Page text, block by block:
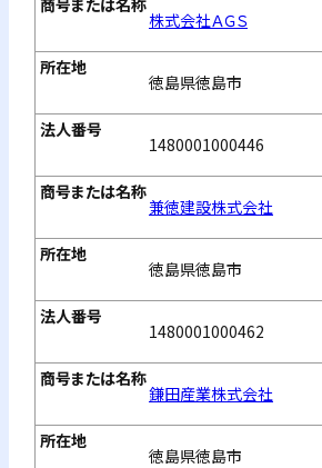
株式会社ＡＧＳ
徳島県徳島市
1480001000446
兼徳建設株式会社
徳島県徳島市
1480001000462
鎌田産業株式会社
徳島県徳島市